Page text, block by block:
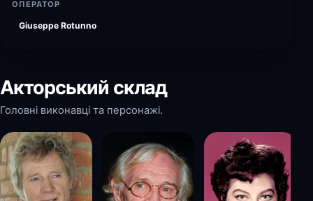
ОПЕРАТОР
Giuseppe Rotunno
Акторський склад
Головні виконавці та персонажі.